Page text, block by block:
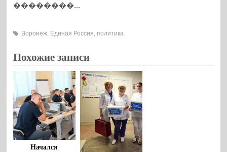
��������...
Воронеж Единая Россия политика
Похожие записи
Начался